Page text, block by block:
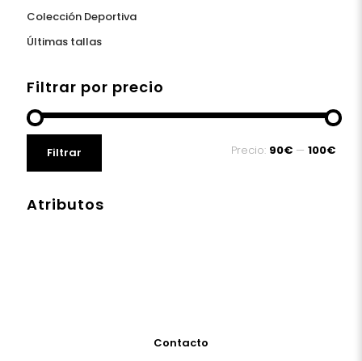
Colección Deportiva
Últimas tallas
Filtrar por precio
mínimo
máximo
Filtrar Precio: 90€ — 100€
Atributos
Contacto